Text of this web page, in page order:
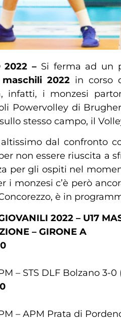
2022 – Si ferma ad un
maschili 2022 in corso
infatti, i monzesi
Powervolley di
stesso campo, il
dal confronto
non essere riuscita a
per gli ospiti nel
i monzesi c’è però
è in
2022 – U17
– GIRONE A
– STS DLF Bolzano 3-0
– APM Prata di